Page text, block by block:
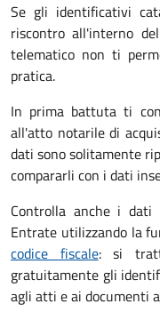
Se gli identificativi
riscontro all'interno
telematico non ti
pratica.
In prima battuta ti
all'atto notarile di
dati sono solitamente
compararli con i dati
Controlla anche i dati
Entrate utilizzando la
codice fiscale: si
gratuitamente gli
agli atti e ai documenti